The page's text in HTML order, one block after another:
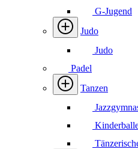
G-Jugend
Judo
Judo
Padel
Tanzen